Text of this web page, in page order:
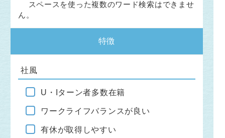
スペースを使った複数のワード検索はできませ
ん。
特徴
社風
U・Iターン者多数在籍
ワークライフバランスが良い
有休が取得しやすい